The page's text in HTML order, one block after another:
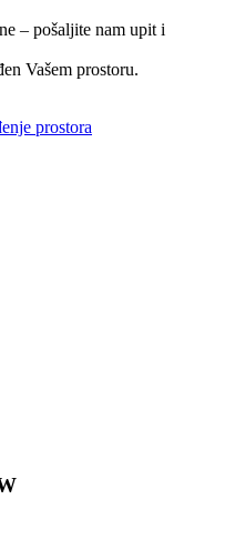
– pošaljite nam upit i
Vašem prostoru.
prostora